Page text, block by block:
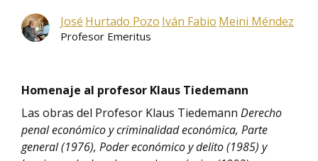
José Hurtado Pozo
Profesor Emeritus
Iván Fabio Meini Méndez
Homenaje al profesor Klaus Tiedemann
Las obras del Profesor Klaus Tiedemann Derecho
penal económico y criminalidad económica, Parte
general (1976), Poder económico y delito (1985) y